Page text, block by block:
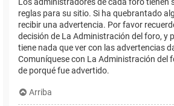
Los administradores de cada foro tienen
reglas para su sitio. Si ha quebrantado
recibir una advertencia. Por favor
decisión de La Administración del foro, y
tiene nada que ver con las advertencias
Comuníquese con La Administración del
de porqué fue advertido.
Arriba